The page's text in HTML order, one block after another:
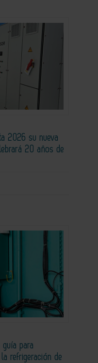
2026 su nueva
20 años de
para
refrigeración de